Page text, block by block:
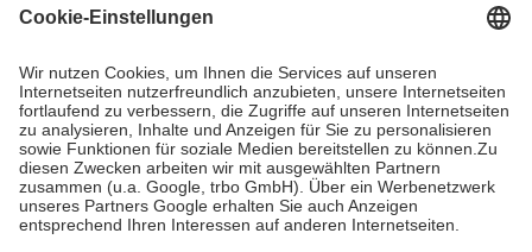
Grundsätzlich leisten Mitglieder Zuzahlungen in Höhe von zehn
höchstens zehn Euro.
Es sind jedoch nie mehr als die tatsächlichen
Kosten der Leistung zu entrichten.
Diese Regeln gelten grundsätzlich auch für Online-Apotheken.
Bei Heilmitteln und häuslicher Krankenpflege beträgt die
Zuzahlung zehn Prozent der Kosten sowie zehn Euro je
Verordnung.
Um das Engagement der Versicherten für ihre eigene Gesundheit zu
stärken und die besondere Stellung der Familie zu unterstützen,